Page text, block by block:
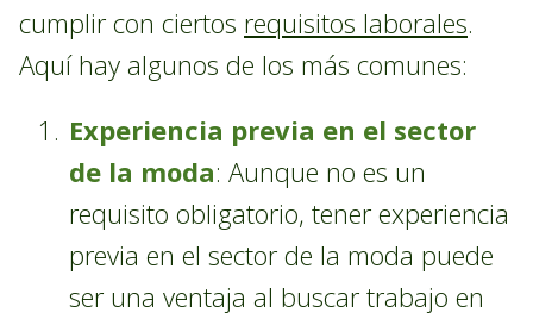
cumplir con ciertos requisitos laborales.
Aquí hay algunos de los más comunes:
Experiencia previa en el sector
de la moda: Aunque no es un
requisito obligatorio, tener experiencia
previa en el sector de la moda puede
ser una ventaja al buscar trabajo en